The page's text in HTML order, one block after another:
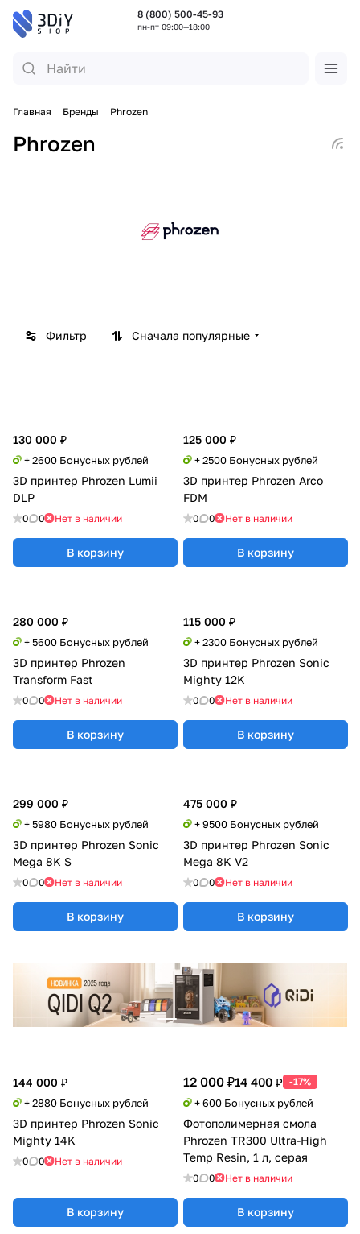
8 (800) 500-45-93
пн-пт 09:00—18:00
Главная Бренды Phrozen
Phrozen
Фильтр Сначала популярные
130 000 ₽
+ 2600 Бонусных рублей
3D принтер Phrozen Lumii
DLP
0 0 Нет в наличии
В корзину
125 000 ₽
+ 2500 Бонусных рублей
3D принтер Phrozen Arco
FDM
0 0 Нет в наличии
В корзину
115 000 ₽
+ 2300 Бонусных рублей
3D принтер Phrozen Sonic
Mighty 12K
0 0 Нет в наличии
В корзину
299 000 ₽
+ 5980 Бонусных рублей
3D принтер Phrozen Sonic
Mega 8K S
0 0 Нет в наличии
В корзину
475 000 ₽
+ 9500 Бонусных рублей
3D принтер Phrozen Sonic
Mega 8K V2
0 0 Нет в наличии
В корзину
144 000 ₽
+ 2880 Бонусных рублей
3D принтер Phrozen Sonic
Mighty 14K
0 0 Нет в наличии
В корзину
12 000 ₽14 400 ₽ -17%
+ 600 Бонусных рублей
Фотополимерная смола
Phrozen TR300 Ultra-High
Temp Resin, 1 л, серая
0 0 Нет в наличии
В корзину
280 000 ₽
+ 5600 Бонусных рублей
3D принтер Phrozen
Transform Fast
0 0 Нет в наличии
В корзину